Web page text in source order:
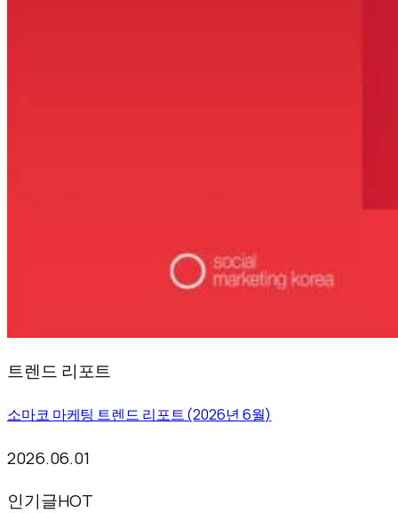
트렌드 리포트
소마코 마케팅 트렌드 리포트 (2026년 6월)
2026.06.01
인기글HOT